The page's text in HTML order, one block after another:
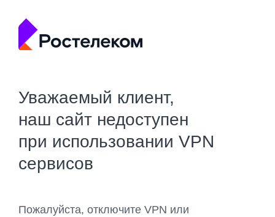
Уважаемый клиент,
наш сайт недоступен
при использовании VPN
сервисов
Пожалуйста, отключите VPN или